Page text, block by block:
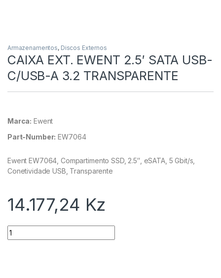
Armazenamentos, Discos Externos
CAIXA EXT. EWENT 2.5′ SATA USB-
C/USB-A 3.2 TRANSPARENTE
Marca: Ewent
Part-Number: EW7064
Ewent EW7064, Compartimento SSD, 2.5″, eSATA, 5 Gbit/s,
Conetividade USB, Transparente
14.177,24 Kz
Quantidade